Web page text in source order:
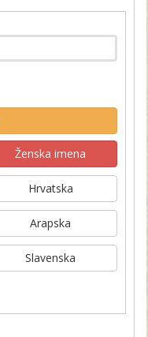
Ženska imena
Hrvatska
Arapska
Slavenska